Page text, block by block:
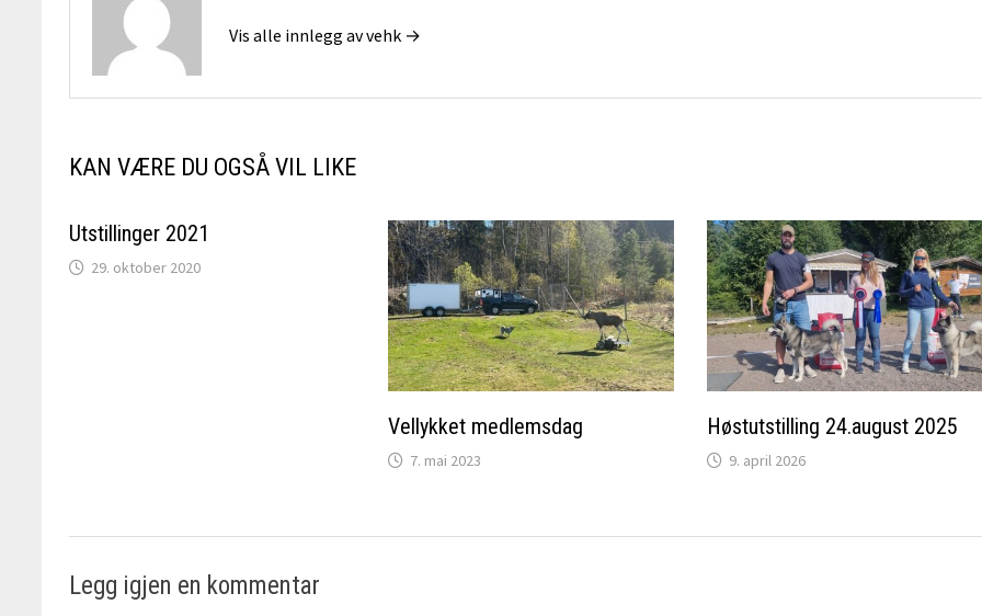
Vis alle innlegg av vehk →
KAN VÆRE DU OGSÅ VIL LIKE
Utstillinger 2021
29. oktober 2020
Vellykket medlemsdag
7. mai 2023
Høstutstilling 24.august 2025
9. april 2026
Legg igjen en kommentar